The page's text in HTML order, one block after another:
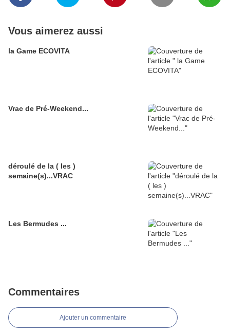
Vous aimerez aussi
la Game ECOVITA
Vrac de Pré-Weekend...
déroulé de la ( les )
semaine(s)...VRAC
Les Bermudes ...
Commentaires
Ajouter un commentaire